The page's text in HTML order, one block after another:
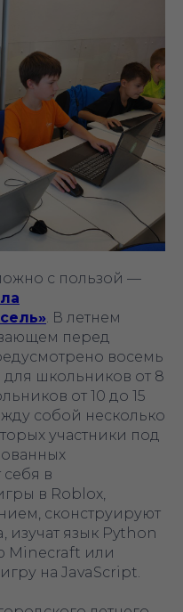
с пользой —
. В летнем
перед
восемь
школьников от 8
от 10 до 15
собой несколько
участники под
в
в Roblox,
сконструируют
изучат язык Python
Minecraft или
на JavaScript.